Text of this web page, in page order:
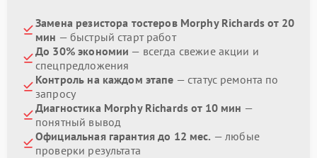
Замена резистора тостеров Morphy Richards от 20
мин — быстрый старт работ
До 30% экономии — всегда свежие акции и
спецпредложения
Контроль на каждом этапе — статус ремонта по
запросу
Диагностика Morphy Richards от 10 мин —
понятный вывод
Официальная гарантия до 12 мес. — любые
проверки результата